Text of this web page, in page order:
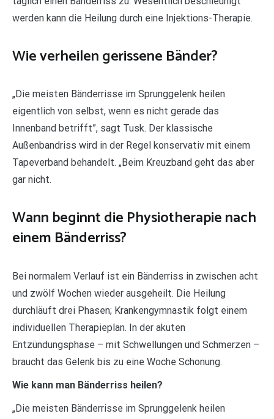
werden kann die Heilung durch eine Injektions-Therapie.
Wie verheilen gerissene Bänder?
„Die meisten Bänderrisse im Sprunggelenk heilen
eigentlich von selbst, wenn es nicht gerade das
Innenband betrifft”, sagt Tusk. Der klassische
Außenbandriss wird in der Regel konservativ mit einem
Tapeverband behandelt. „Beim Kreuzband geht das aber
gar nicht.
Wann beginnt die Physiotherapie nach
einem Bänderriss?
Bei normalem Verlauf ist ein Bänderriss in zwischen acht
und zwölf Wochen wieder ausgeheilt. Die Heilung
durchläuft drei Phasen; Krankengymnastik folgt einem
individuellen Therapieplan. In der akuten
Entzündungsphase – mit Schwellungen und Schmerzen –
braucht das Gelenk bis zu eine Woche Schonung.
Wie kann man Bänderriss heilen?
„Die meisten Bänderrisse im Sprunggelenk heilen